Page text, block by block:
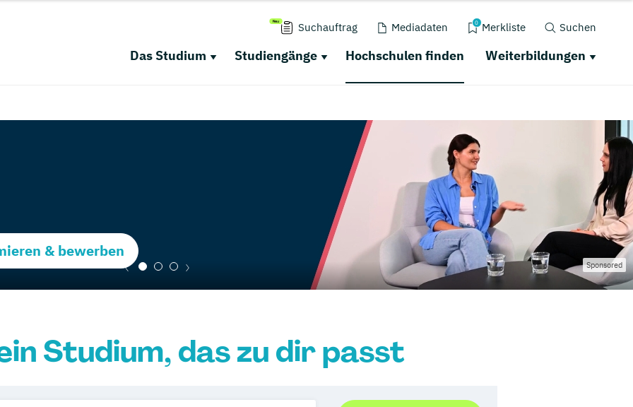
Suchauftrag Mediadaten 0 Merkliste Suchen
Das Studium Studiengänge Hochschulen finden Weiterbildungen
& bewerben
Sponsored
Studium, das zu dir passt